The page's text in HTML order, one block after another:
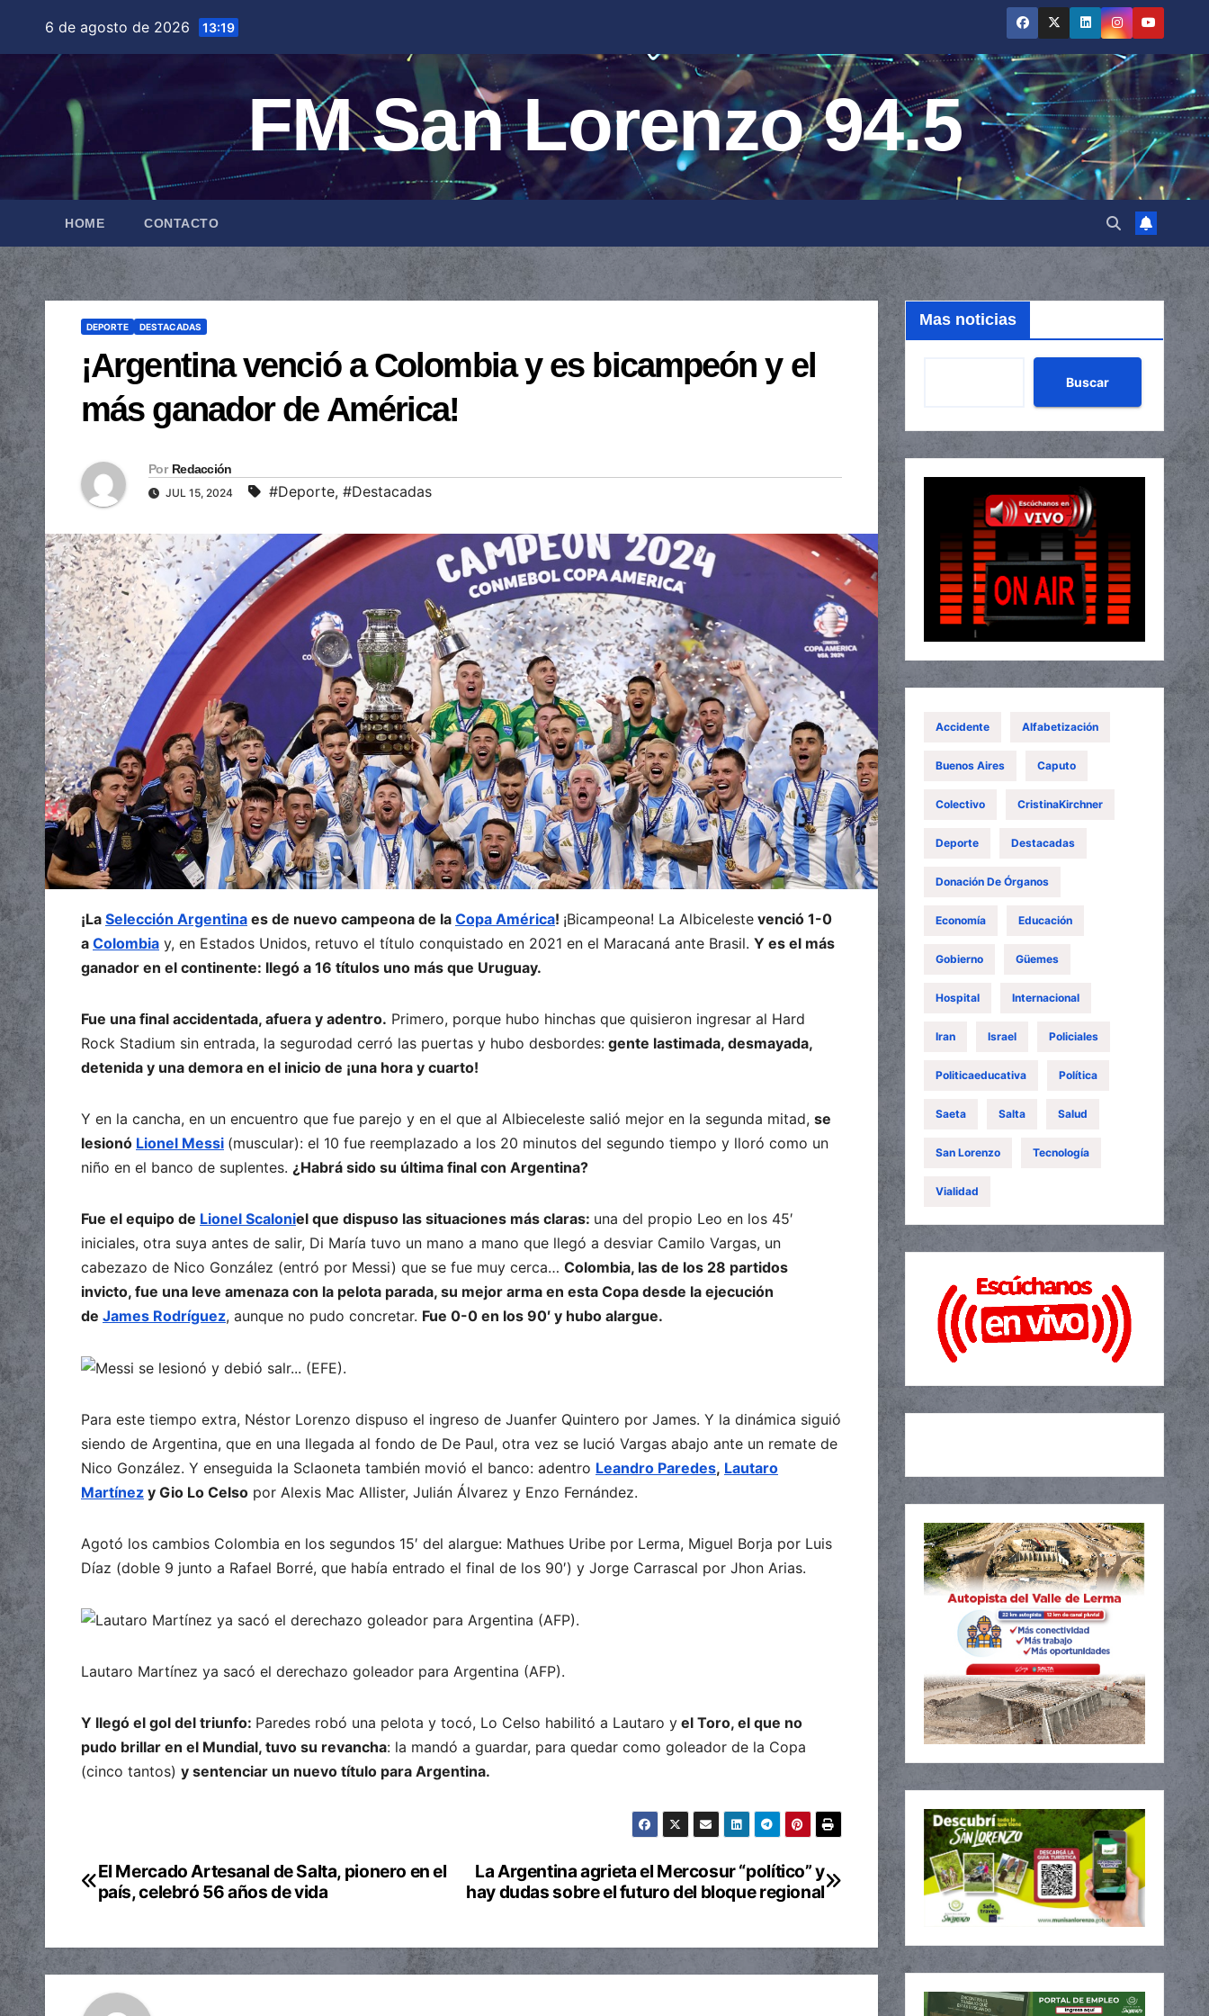
contenido
6 de agosto de 2026 13:19
FM San Lorenzo 94.5
HOME CONTACTO
DEPORTE DESTACADAS
¡Argentina venció a Colombia y es bicampeón y el
más ganador de América!
Por Redacción
JUL 15, 2024 #Deporte, #Destacadas
¡La Selección Argentina es de nuevo campeona de la Copa América! ¡Bicampeona! La Albiceleste venció 1-0
a Colombia y, en Estados Unidos, retuvo el título conquistado en 2021 en el Maracaná ante Brasil. Y es el más
ganador en el continente: llegó a 16 títulos uno más que Uruguay.
Fue una final accidentada, afuera y adentro. Primero, porque hubo hinchas que quisieron ingresar al Hard
Rock Stadium sin entrada, la segurodad cerró las puertas y hubo desbordes: gente lastimada, desmayada,
detenida y una demora en el inicio de ¡una hora y cuarto!
Y en la cancha, en un encuentro que fue parejo y en el que al Albieceleste salió mejor en la segunda mitad, se
lesionó Lionel Messi (muscular): el 10 fue reemplazado a los 20 minutos del segundo tiempo y lloró como un
niño en el banco de suplentes. ¿Habrá sido su última final con Argentina?
Fue el equipo de Lionel Scaloniel que dispuso las situaciones más claras: una del propio Leo en los 45′
iniciales, otra suya antes de salir, Di María tuvo un mano a mano que llegó a desviar Camilo Vargas, un
cabezazo de Nico González (entró por Messi) que se fue muy cerca… Colombia, las de los 28 partidos
invicto, fue una leve amenaza con la pelota parada, su mejor arma en esta Copa desde la ejecución
de James Rodríguez, aunque no pudo concretar. Fue 0-0 en los 90′ y hubo alargue.
Para este tiempo extra, Néstor Lorenzo dispuso el ingreso de Juanfer Quintero por James. Y la dinámica siguió
siendo de Argentina, que en una llegada al fondo de De Paul, otra vez se lució Vargas abajo ante un remate de
Nico González. Y enseguida la Sclaoneta también movió el banco: adentro Leandro Paredes, Lautaro
Martínez y Gio Lo Celso por Alexis Mac Allister, Julián Álvarez y Enzo Fernández.
Agotó los cambios Colombia en los segundos 15′ del alargue: Mathues Uribe por Lerma, Miguel Borja por Luis
Díaz (doble 9 junto a Rafael Borré, que había entrado el final de los 90′) y Jorge Carrascal por Jhon Arias.
Lautaro Martínez ya sacó el derechazo goleador para Argentina (AFP).
Y llegó el gol del triunfo: Paredes robó una pelota y tocó, Lo Celso habilitó a Lautaro y el Toro, el que no
pudo brillar en el Mundial, tuvo su revancha: la mandó a guardar, para quedar como goleador de la Copa
(cinco tantos) y sentenciar un nuevo título para Argentina.
Navegación
entradas
La Argentina agrieta el Mercosur “político” y
hay dudas sobre el futuro del bloque regional
El Mercado Artesanal de Salta, pionero en el
país, celebró 56 años de vida
Mas noticias
Buscar
Accidente Alfabetización
Buenos Aires Caputo
Colectivo CristinaKirchner
Deporte Destacadas
Donación De Órganos
Economía Educación
Gobierno Güemes
Hospital Internacional
Iran Israel Policiales
Politicaeducativa Política
Saeta Salta Salud
San Lorenzo Tecnología
Vialidad